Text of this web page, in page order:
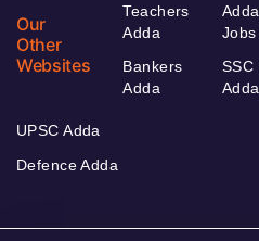
Our
Other
Websites
Teachers
Adda
Bankers
Adda
Adda
Jobs
SSC
Adda
UPSC Adda
Defence Adda